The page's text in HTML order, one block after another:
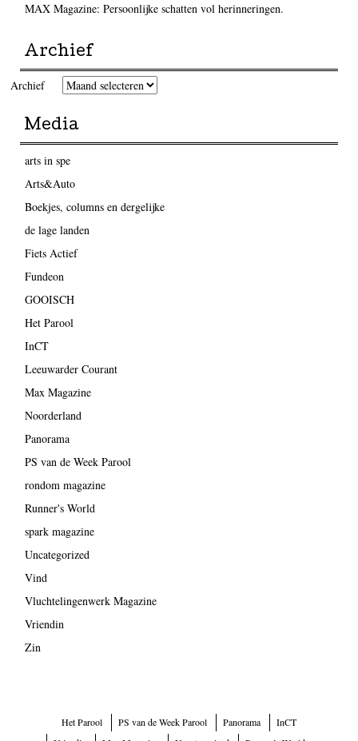
MAX Magazine: Persoonlijke schatten vol herinneringen.
Archief
Archief
Media
arts in spe
Arts&Auto
Boekjes, columns en dergelijke
de lage landen
Fiets Actief
Fundeon
GOOISCH
Het Parool
InCT
Leeuwarder Courant
Max Magazine
Noorderland
Panorama
PS van de Week Parool
rondom magazine
Runner's World
spark magazine
Uncategorized
Vind
Vluchtelingenwerk Magazine
Vriendin
Zin
Het Parool PS van de Week Parool Panorama
InCT